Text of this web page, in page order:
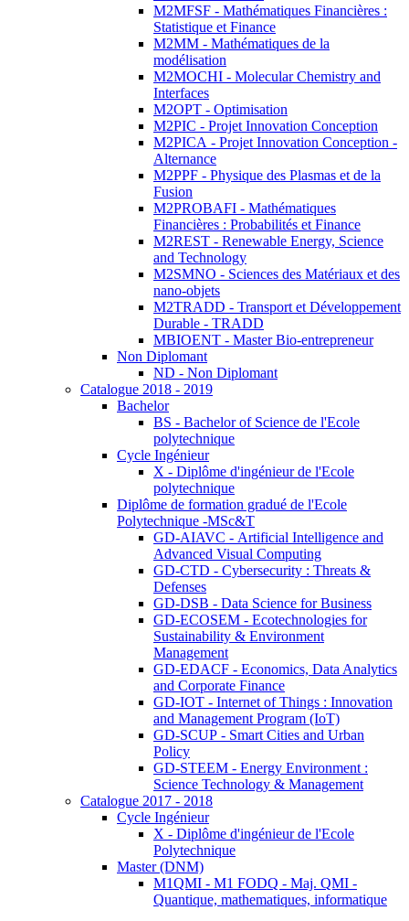
M2MFSF - Mathématiques Financières :
Statistique et Finance
M2MM - Mathématiques de la
modélisation
M2MOCHI - Molecular Chemistry and
Interfaces
M2OPT - Optimisation
M2PIC - Projet Innovation Conception
M2PICA - Projet Innovation Conception -
Alternance
M2PPF - Physique des Plasmas et de la
Fusion
M2PROBAFI - Mathématiques
Financières : Probabilités et Finance
M2REST - Renewable Energy, Science
and Technology
M2SMNO - Sciences des Matériaux et des
nano-objets
M2TRADD - Transport et Développement
Durable - TRADD
MBIOENT - Master Bio-entrepreneur
Non Diplomant
ND - Non Diplomant
Catalogue 2018 - 2019
Bachelor
BS - Bachelor of Science de l'Ecole
polytechnique
Cycle Ingénieur
X - Diplôme d'ingénieur de l'Ecole
polytechnique
Diplôme de formation gradué de l'Ecole
Polytechnique -MSc&T
GD-AIAVC - Artificial Intelligence and
Advanced Visual Computing
GD-CTD - Cybersecurity : Threats &
Defenses
GD-DSB - Data Science for Business
GD-ECOSEM - Ecotechnologies for
Sustainability & Environment
Management
GD-EDACF - Economics, Data Analytics
and Corporate Finance
GD-IOT - Internet of Things : Innovation
and Management Program (IoT)
GD-SCUP - Smart Cities and Urban
Policy
GD-STEEM - Energy Environment :
Science Technology & Management
Catalogue 2017 - 2018
Cycle Ingénieur
X - Diplôme d'ingénieur de l'Ecole
Polytechnique
Master (DNM)
M1QMI - M1 FODQ - Maj. QMI -
Quantique, mathematiques, informatique